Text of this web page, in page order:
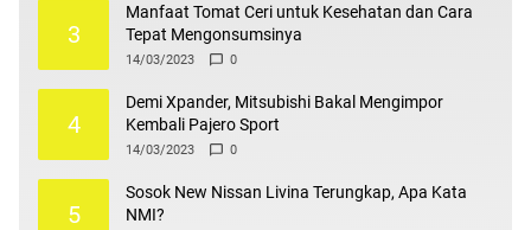
3
Manfaat Tomat Ceri untuk Kesehatan dan Cara
Tepat Mengonsumsinya
14/03/2023 0
4
Demi Xpander, Mitsubishi Bakal Mengimpor
Kembali Pajero Sport
14/03/2023 0
5
Sosok New Nissan Livina Terungkap, Apa Kata
NMI?